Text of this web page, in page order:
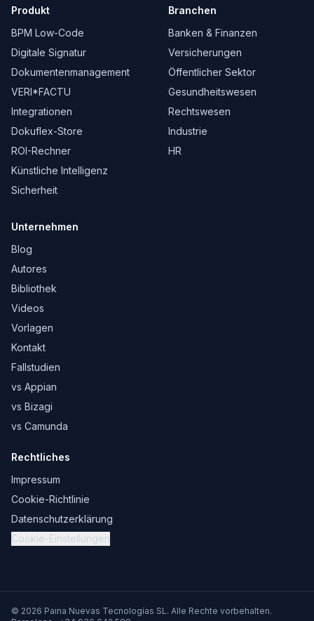
Produkt
BPM Low-Code
Digitale Signatur
Dokumentenmanagement
VERI*FACTU
Integrationen
Dokuflex-Store
ROI-Rechner
Künstliche Intelligenz
Sicherheit
Branchen
Banken & Finanzen
Versicherungen
Öffentlicher Sektor
Gesundheitswesen
Rechtswesen
Industrie
HR
Unternehmen
Blog
Autores
Bibliothek
Videos
Vorlagen
Kontakt
Fallstudien
vs Appian
vs Bizagi
vs Camunda
Rechtliches
Impressum
Cookie-Richtlinie
Datenschutzerklärung
Cookie-Einstellungen
© 2026 Paina Nuevas Tecnologías SL. Alle Rechte vorbehalten.